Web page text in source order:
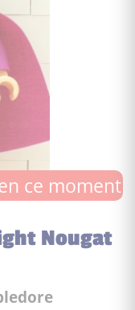
ce moment
Nougat